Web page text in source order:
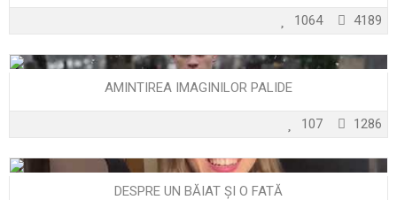
4189
1064
AMINTIREA IMAGINILOR PALIDE
1286
107
DESPRE UN BĂIAT ȘI O FATĂ